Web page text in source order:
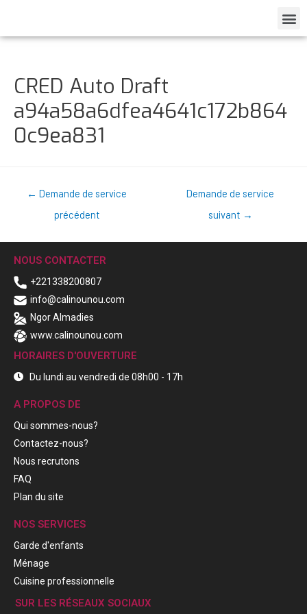
CRED Auto Draft
a94a58a6dfea4641c172b864
0c9ea831
← Demande de service
précédent
Demande de service
suivant →
NOUS CONTACTER
+221338200807
info@calinounou.com
Ngor Almadies
www.calinounou.com
HORAIRES D'OUVERTURE
Du lundi au vendredi de 08h00 - 17h
A PROPOS DE
Qui sommes-nous?
Contactez-nous?
Nous recrutons
FAQ
Plan du site
NOS SERVICES
Garde d'enfants
Ménage
Cuisine professionnelle
SUR LES RÉSEAUX SOCIAUX